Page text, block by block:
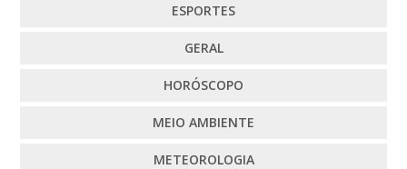
ESPORTES
GERAL
HORÓSCOPO
MEIO AMBIENTE
METEOROLOGIA